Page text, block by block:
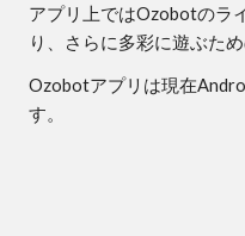
アプリ上ではOzobotのラ
り、さらに多彩に遊ぶた
Ozobotアプリは現在
す。